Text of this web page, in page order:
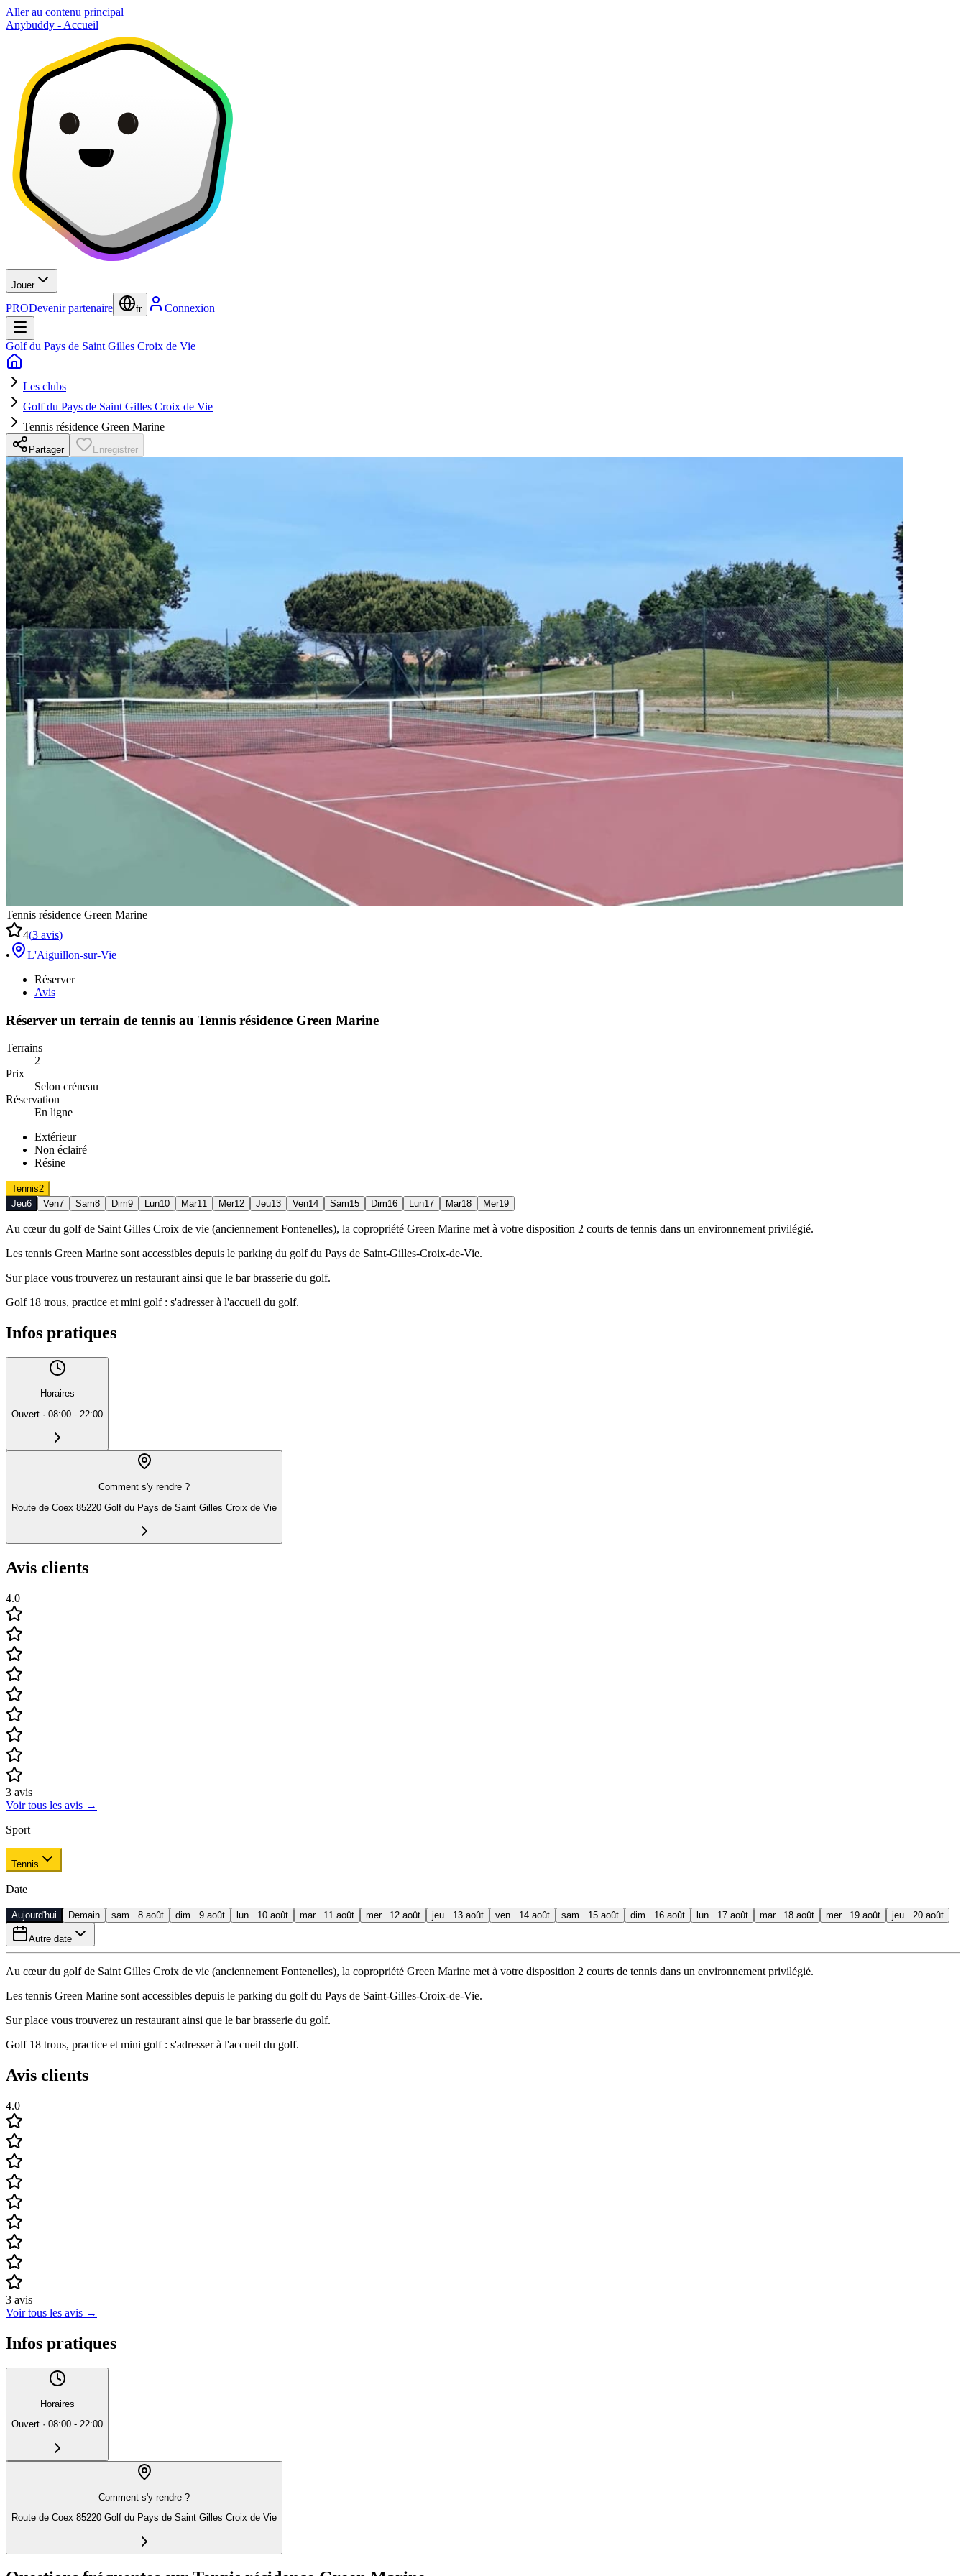
Aller au contenu principal
Anybuddy - Accueil
Jouer
PRODevenir partenaire fr Connexion
Golf du Pays de Saint Gilles Croix de Vie
Les clubs
Golf du Pays de Saint Gilles Croix de Vie
Tennis résidence Green Marine
Partager Enregistrer
Tennis résidence Green Marine
4(3 avis)
•
L'Aiguillon-sur-Vie
Réserver
Avis
Réserver un terrain de tennis au Tennis résidence Green Marine
Terrains
2
Prix
Selon créneau
Réservation
En ligne
Extérieur
Non éclairé
Résine
Tennis2
Jeu6 Ven7 Sam8 Dim9 Lun10 Mar11 Mer12 Jeu13 Ven14 Sam15 Dim16 Lun17 Mar18 Mer19
Au cœur du golf de Saint Gilles Croix de vie (anciennement Fontenelles), la copropriété Green Marine met à votre disposition 2 courts de tennis dans un environnement privilégié.
Les tennis Green Marine sont accessibles depuis le parking du golf du Pays de Saint-Gilles-Croix-de-Vie.
Sur place vous trouverez un restaurant ainsi que le bar brasserie du golf.
Golf 18 trous, practice et mini golf : s'adresser à l'accueil du golf.
Infos pratiques
Horaires
Ouvert · 08:00 - 22:00
Comment s'y rendre ?
Route de Coex 85220 Golf du Pays de Saint Gilles Croix de Vie
Avis clients
4.0
3 avis
Voir tous les avis →
Sport
Tennis
Date
Aujourd'hui Demain sam.. 8 août dim.. 9 août lun.. 10 août mar.. 11 août mer.. 12 août jeu.. 13 août ven.. 14 août sam.. 15 août dim.. 16 août lun.. 17 août mar.. 18 août mer.. 19 août jeu.. 20 août
Autre date
Au cœur du golf de Saint Gilles Croix de vie (anciennement Fontenelles), la copropriété Green Marine met à votre disposition 2 courts de tennis dans un environnement privilégié.
Les tennis Green Marine sont accessibles depuis le parking du golf du Pays de Saint-Gilles-Croix-de-Vie.
Sur place vous trouverez un restaurant ainsi que le bar brasserie du golf.
Golf 18 trous, practice et mini golf : s'adresser à l'accueil du golf.
Avis clients
4.0
3 avis
Voir tous les avis →
Infos pratiques
Horaires
Ouvert · 08:00 - 22:00
Comment s'y rendre ?
Route de Coex 85220 Golf du Pays de Saint Gilles Croix de Vie